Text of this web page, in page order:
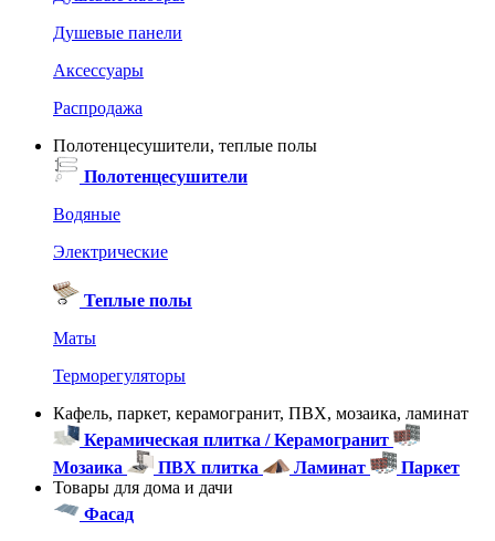
Душевые панели
Аксессуары
Распродажа
Полотенцесушители, теплые полы
Полотенцесушители
Водяные
Электрические
Теплые полы
Маты
Терморегуляторы
Кафель, паркет, керамогранит, ПВХ, мозаика, ламинат
Керамическая плитка / Керамогранит
Мозаика
ПВХ плитка Ламинат
Паркет
Товары для дома и дачи
Фасад